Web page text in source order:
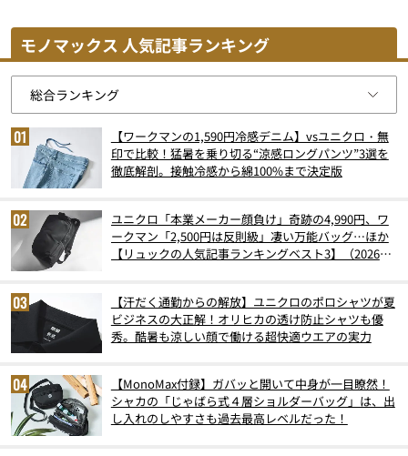
モノマックス 人気記事ランキング
【ワークマンの1,590円冷感デニム】vsユニクロ・無
印で比較！猛暑を乗り切る“涼感ロングパンツ”3選を
徹底解剖。接触冷感から綿100%まで決定版
ユニクロ「本業メーカー顔負け」奇跡の4,990円、ワ
ークマン「2,500円は反則級」凄い万能バッグ…ほか
【リュックの人気記事ランキングベスト3】（2026年
【汗だく通勤からの解放】ユニクロのポロシャツが夏
ビジネスの大正解！オリヒカの透け防止シャツも優
秀。酷暑も涼しい顔で働ける超快適ウエアの実力
【MonoMax付録】ガバッと開いて中身が一目瞭然！
シャカの「じゃばら式４層ショルダーバッグ」は、出
し入れのしやすさも過去最高レベルだった！